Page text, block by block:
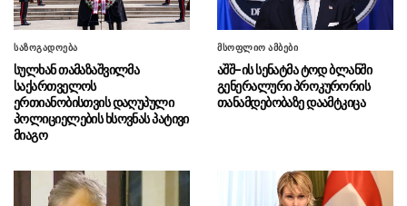
გასკდომის სერიას”
08.08 - 17:12
“მარადმწვანე მენტალურად
გოიმი ნანული ჟორჟოლიანი პრემიერ-მინისტრ
კობახიძის გასამართლებას ითხოვს”
08.08 - 17:04“ნაციონალურმა მოძრაობამ“
სამშობლოს ღალატის მუხლი ზუსტად 2008
სამართლის კოდექსიდან”
საზოგადოება
სულხან თამაზაშვილმა
საქართველოს
ერთიანობისთვის დაღუპული
პოლიციელების ხსოვნას პატივი
მიაგო
მსოფლიო ამბები
აშშ-ის სენატმა ტოდ ბლანში
გენერალური პროკურორის
თანამდებობაზე დაამტკიცა